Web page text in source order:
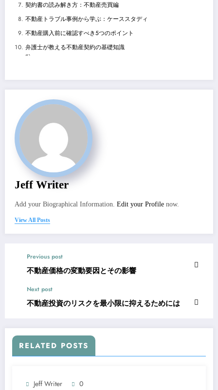
契約書の読み解き方：不動産売買編
不動産トラブル事例から学ぶ：ケーススタディ
不動産購入前に確認すべき5つのポイント
弁護士が教える不動産契約の基礎知識
“`
Jeff Writer
Add your Biographical Information. Edit your Profile now.
View All Posts
Previous post
不動産価格の変動要因とその影響
Next post
不動産投資のリスクを最小限に抑えるためには
RELATED POSTS
Jeff Writer 0